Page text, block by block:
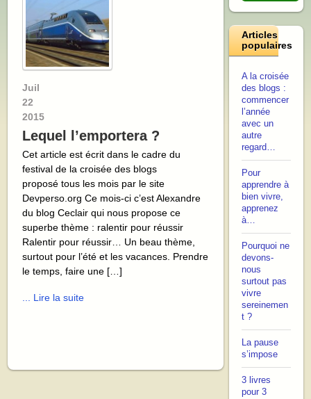
Juil
22
2015
Lequel l’emportera ?
Cet article est écrit dans le cadre du
festival de la croisée des blogs
proposé tous les mois par le site
Devperso.org Ce mois-ci c’est Alexandre
du blog Ceclair qui nous propose ce
superbe thème : ralentir pour réussir
Ralentir pour réussir… Un beau thème,
surtout pour l’été et les vacances. Prendre
le temps, faire une […]
... Lire la suite
Articles
populaires
A la croisée
des blogs :
commencer
l’année
avec un
autre
regard…
Pour
apprendre à
bien vivre,
apprenez
à…
Pourquoi ne
devons-
nous
surtout pas
vivre
sereinemen
t ?
La pause
s’impose
3 livres
pour 3